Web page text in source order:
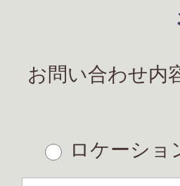
お問い合わせ内
ロケーショ